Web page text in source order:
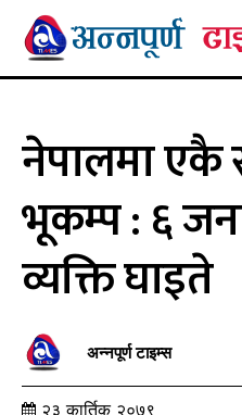
नेपालमा एकै
भूकम्प : ६
व्यक्ति घाइते
अन्नपूर्ण टाइम्स
२३ कार्तिक २०७९